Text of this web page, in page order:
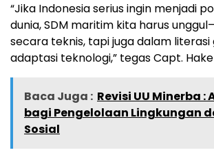
“Jika Indonesia serius ingin menjadi
dunia, SDM maritim kita harus
secara teknis, tapi juga dalam
adaptasi teknologi,” tegas Capt.
Baca Juga : Revisi UU Minerba :
bagi Pengelolaan Lingkungan
Sosial